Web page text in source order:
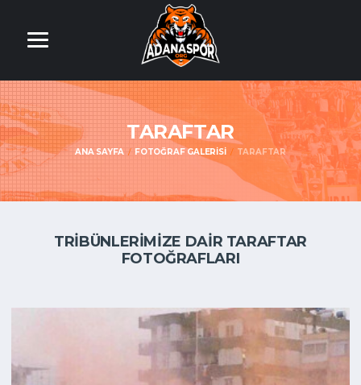
TARAFTAR
ANA SAYFA FOTOĞRAF GALERISI TARAFTAR
TRİBÜNLERİMİZE DAİR TARAFTAR
FOTOĞRAFLARI